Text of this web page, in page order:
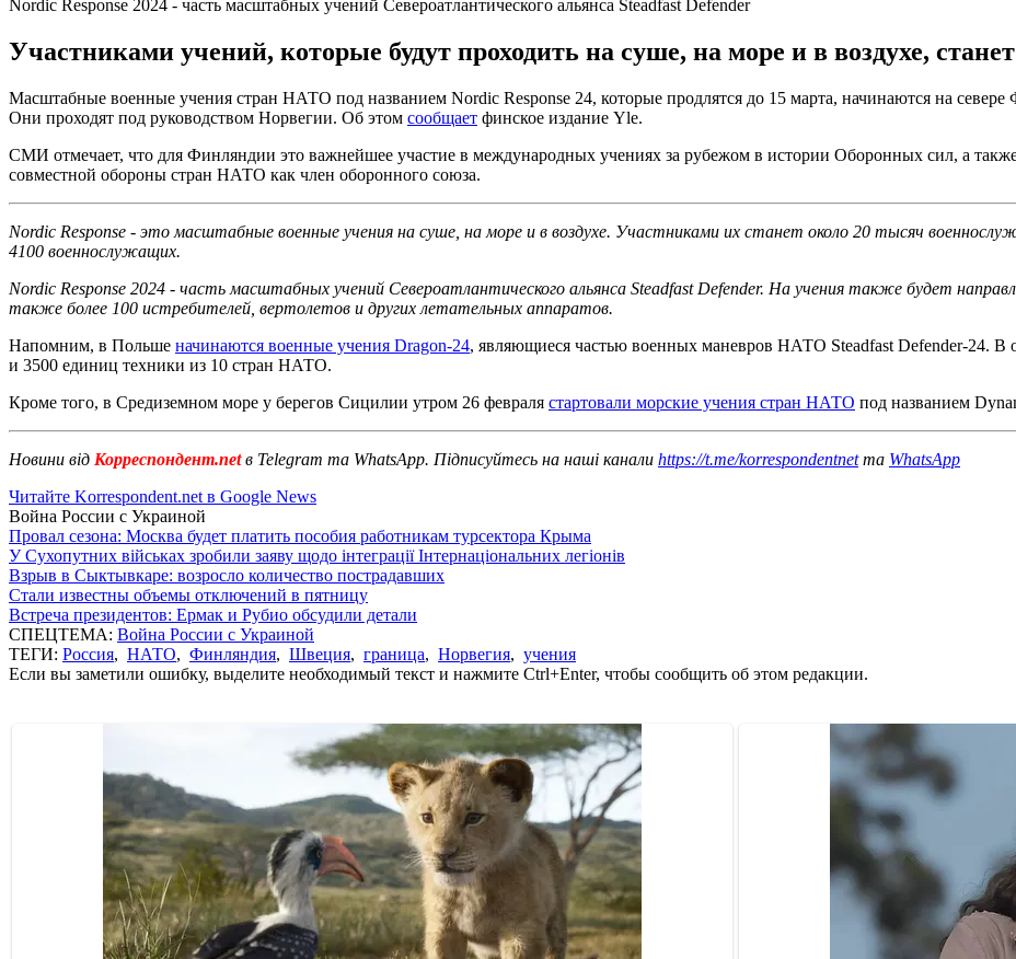
Nordic Response 2024 - часть масштабных учений Североатлантического альянса Steadfast Defender
Участниками учений, которые будут проходить на суше, на море и в воздухе,
Масштабные военные учения стран НАТО под названием Nordic Response 24, которые продлятся до 15 марта, начинаются на
Они проходят под руководством Норвегии. Об этом сообщает финское издание Yle.
СМИ отмечает, что для Финляндии это важнейшее участие в международных учениях за рубежом в истории Оборонных сил, а
совместной обороны стран НАТО как член оборонного союза.
Nordic Response - это масштабные военные учения на суше, на море и в воздухе. Участниками их станет около 20 тысяч
4100 военнослужащих.
Nordic Response 2024 - часть масштабных учений Североатлантического альянса Steadfast Defender. На учения также будет
также более 100 истребителей, вертолетов и других летательных аппаратов.
Напомним, в Польше начинаются военные учения Dragon-24, являющиеся частью военных маневров НАТО Steadfast Defender-24. В
и 3500 единиц техники из 10 стран НАТО.
Кроме того, в Средиземном море у берегов Сицилии утром 26 февраля стартовали морские учения стран НАТО под названием
Новини від Корреспондент.netв Telegram та WhatsApp. Підписуйтесь на наші канали https://t.me/korrespondentnetта WhatsApp
Читайте Korrespondent.net в Google News
Война России с Украиной
Провал сезона: Москва будет платить пособия работникам турсектора Крыма
У Сухопутних військах зробили заяву щодо інтеграції Інтернаціональних легіонів
Взрыв в Сыктывкаре: возросло количество пострадавших
Стали известны объемы отключений в пятницу
Встреча президентов: Ермак и Рубио обсудили детали
СПЕЦТЕМА: Война России с Украиной
ТЕГИ: Россия, НАТО, Финляндия, Швеция, граница, Норвегия, учения
Если вы заметили ошибку, выделите необходимый текст и нажмите Ctrl+Enter, чтобы сообщить об этом редакции.